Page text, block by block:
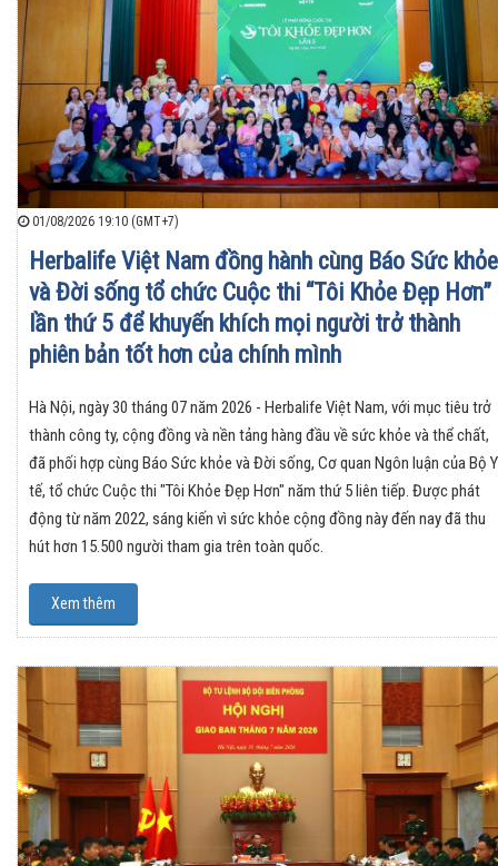
01/08/2026 19:10 (GMT+7)
Herbalife Việt Nam đồng hành cùng Báo Sức khỏe
và Đời sống tổ chức Cuộc thi “Tôi Khỏe Đẹp Hơn”
lần thứ 5 để khuyến khích mọi người trở thành
phiên bản tốt hơn của chính mình
Hà Nội, ngày 30 tháng 07 năm 2026 - Herbalife Việt Nam, với mục tiêu trở
thành công ty, cộng đồng và nền tảng hàng đầu về sức khỏe và thể chất,
đã phối hợp cùng Báo Sức khỏe và Đời sống, Cơ quan Ngôn luận của Bộ Y
tế, tổ chức Cuộc thi "Tôi Khỏe Đẹp Hơn" năm thứ 5 liên tiếp. Được phát
động từ năm 2022, sáng kiến vì sức khỏe cộng đồng này đến nay đã thu
hút hơn 15.500 người tham gia trên toàn quốc.
Xem thêm